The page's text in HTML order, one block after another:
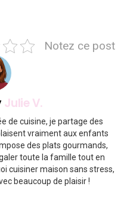
Notez ce post
Julie V.
de cuisine, je partage des
vraiment aux enfants
des plats gourmands,
toute la famille tout en
cuisiner maison sans stress,
beaucoup de plaisir !